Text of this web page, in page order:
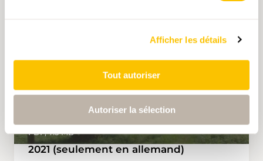
Afficher les détails
Tout autoriser
Autoriser la sélection
2021 (seulement en allemand)
PDF, 7.5 MB